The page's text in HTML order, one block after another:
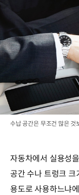
수납 공간은 무조건 많은 것
자동차에서 실용성
공간 수나 트렁크 크
용도로 사용하느냐